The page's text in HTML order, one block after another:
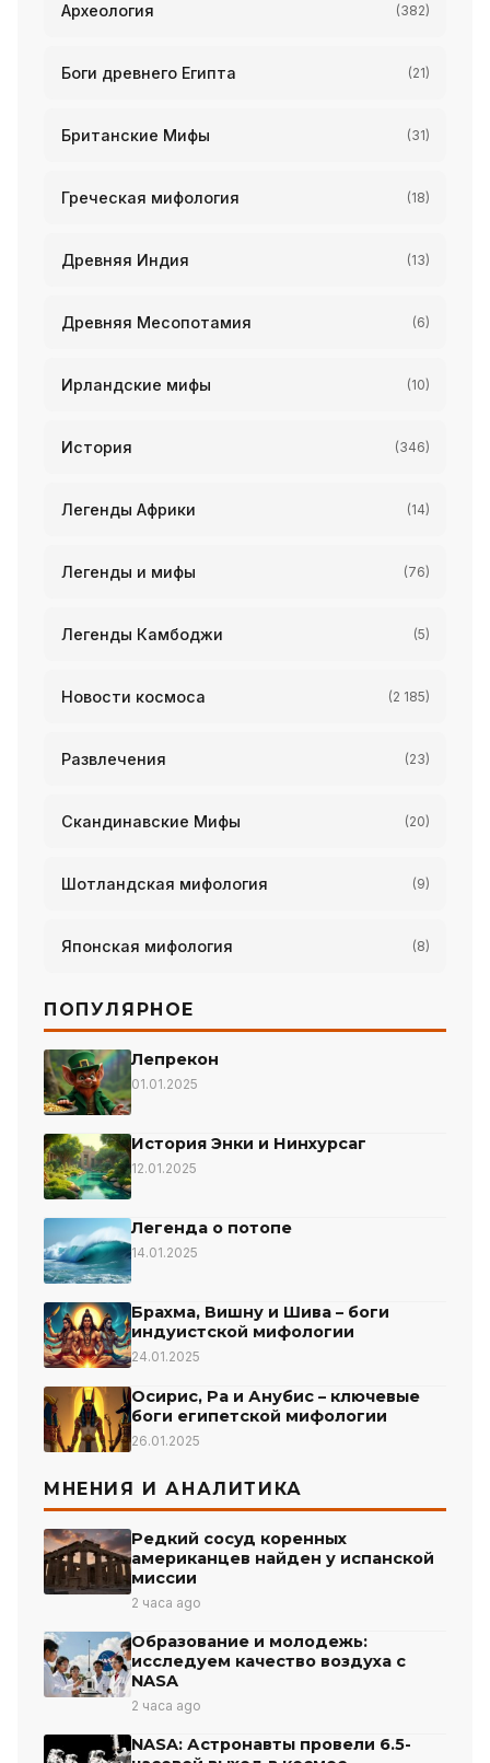
Археология (382)
Боги древнего Египта (21)
Британские Мифы (31)
Греческая мифология (18)
Древняя Индия (13)
Древняя Месопотамия (6)
Ирландские мифы (10)
История (346)
Легенды Африки (14)
Легенды и мифы (76)
Легенды Камбоджи (5)
Новости космоса (2 185)
Развлечения (23)
Скандинавские Мифы (20)
Шотландская мифология (9)
Японская мифология (8)
ПОПУЛЯРНОЕ
Лепрекон
01.01.2025
История Энки и Нинхурсаг
12.01.2025
Легенда о потопе
14.01.2025
Брахма, Вишну и Шива – боги
индуистской мифологии
24.01.2025
Осирис, Ра и Анубис – ключевые
боги египетской мифологии
26.01.2025
МНЕНИЯ И АНАЛИТИКА
Редкий сосуд коренных
американцев найден у испанской
миссии
2 часа ago
Образование и молодежь:
исследуем качество воздуха с
NASA
2 часа ago
NASA: Астронавты провели 6.5-